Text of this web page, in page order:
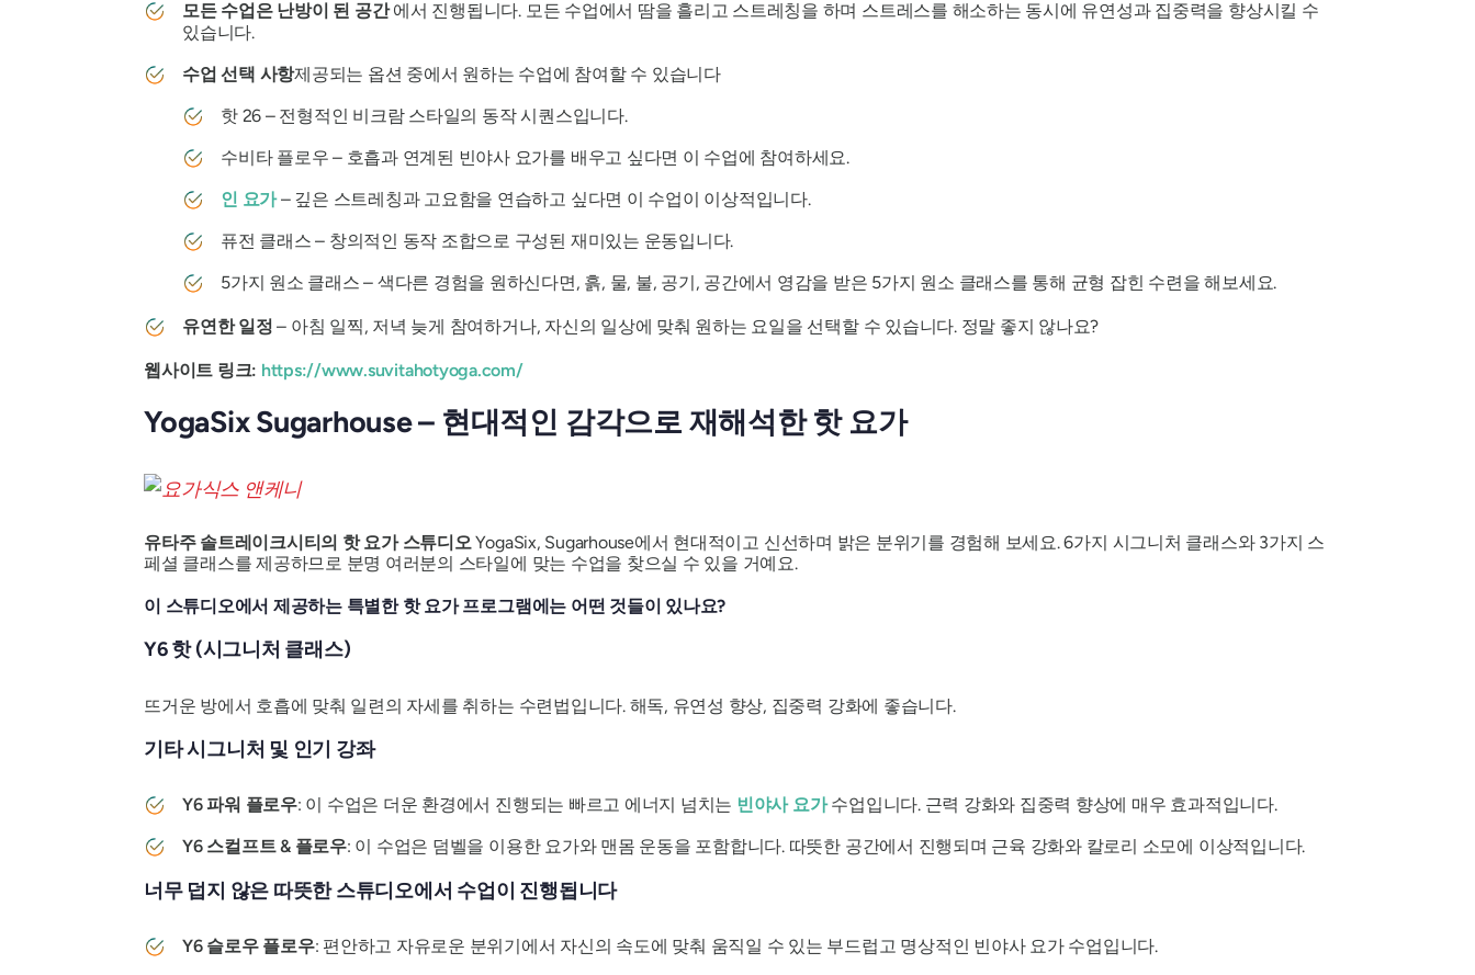
모든 수업은 난방이 된 공간에서 진행됩니다. 모든 수업에서 땀을 흘리고 스트레칭을 하며 스트레스를 해소하는 동시에 유연성과 집중력을 향상시킬 수
있습니다.
수업 선택 사항제공되는 옵션 중에서 원하는 수업에 참여할 수 있습니다
핫 26 – 전형적인 비크람 스타일의 동작 시퀀스입니다.
수비타 플로우 – 호흡과 연계된 빈야사 요가를 배우고 싶다면 이 수업에 참여하세요.
인 요가– 깊은 스트레칭과 고요함을 연습하고 싶다면 이 수업이 이상적입니다.
퓨전 클래스 – 창의적인 동작 조합으로 구성된 재미있는 운동입니다.
5가지 원소 클래스 – 색다른 경험을 원하신다면, 흙, 물, 불, 공기, 공간에서 영감을 받은 5가지 원소 클래스를 통해 균형 잡힌 수련을 해보세요.
유연한 일정 – 아침 일찍, 저녁 늦게 참여하거나, 자신의 일상에 맞춰 원하는 요일을 선택할 수 있습니다. 정말 좋지 않나요?
웹사이트 링크: https://www.suvitahotyoga.com/
YogaSix Sugarhouse – 현대적인 감각으로 재해석한 핫 요가
유타주 솔트레이크시티의 핫 요가 스튜디오YogaSix, Sugarhouse에서 현대적이고 신선하며 밝은 분위기를 경험해 보세요. 6가지 시그니처 클래스와 3가지 스
페셜 클래스를 제공하므로 분명 여러분의 스타일에 맞는 수업을 찾으실 수 있을 거예요.
이 스튜디오에서 제공하는 특별한 핫 요가 프로그램에는 어떤 것들이 있나요?
Y6 핫 (시그니처 클래스)
뜨거운 방에서 호흡에 맞춰 일련의 자세를 취하는 수련법입니다. 해독, 유연성 향상, 집중력 강화에 좋습니다.
기타 시그니처 및 인기 강좌
Y6 파워 플로우: 이 수업은 더운 환경에서 진행되는 빠르고 에너지 넘치는 빈야사 요가수업입니다. 근력 강화와 집중력 향상에 매우 효과적입니다.
Y6 스컬프트 & 플로우: 이 수업은 덤벨을 이용한 요가와 맨몸 운동을 포함합니다. 따뜻한 공간에서 진행되며 근육 강화와 칼로리 소모에 이상적입니다.
너무 덥지 않은 따뜻한 스튜디오에서 수업이 진행됩니다
Y6 슬로우 플로우: 편안하고 자유로운 분위기에서 자신의 속도에 맞춰 움직일 수 있는 부드럽고 명상적인 빈야사 요가 수업입니다.